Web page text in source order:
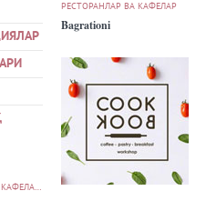
РЕСТОРАНЛАР ВА КАФЕЛАР
РЕСТОРАНЛАР ВА КАФЕЛАР
Bagrationi